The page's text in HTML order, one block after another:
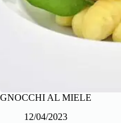
GNOCCHI AL MIELE
12/04/2023